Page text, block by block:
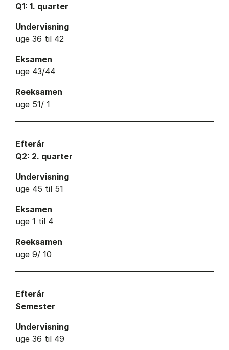
Q1: 1. quarter
Undervisning
uge 36 til 42
Eksamen
uge 43/44
Reeksamen
uge 51/ 1
Efterår
Q2: 2. quarter
Undervisning
uge 45 til 51
Eksamen
uge 1 til 4
Reeksamen
uge 9/ 10
Efterår
Semester
Undervisning
uge 36 til 49